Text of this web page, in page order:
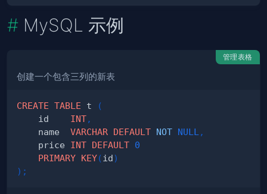
MySQL 示例
管理表格
创建一个包含三列的新表
CREATE TABLE t
(
    id
INT,
    name
VARCHAR DEFAULT NOT NULL ,
    price
INT DEFAULT 0
PRIMARY KEY( id)
) ;